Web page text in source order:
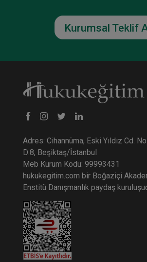
Kurumsal Teklif
Adres: Cihannüma, Eski Yıldız Cd.
D:8, Beşiktaş/İstanbul
Meb Kurum Kodu: 99993431
hukukegitim.com bir Boğaziçi
Enstitü Danışmanlık paydaş